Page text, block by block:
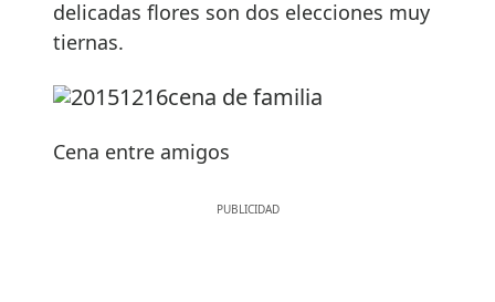
delicadas flores son dos elecciones muy
tiernas.
Cena entre amigos